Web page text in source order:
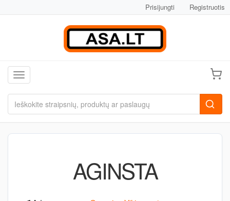
Prisijungti Registruotis
Toggle navigation
AGINSTA